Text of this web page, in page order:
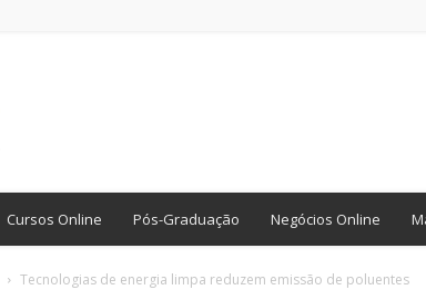
Cursos Online Pós-Graduação Negócios Online
Tecnologias de energia limpa reduzem emissão de poluentes